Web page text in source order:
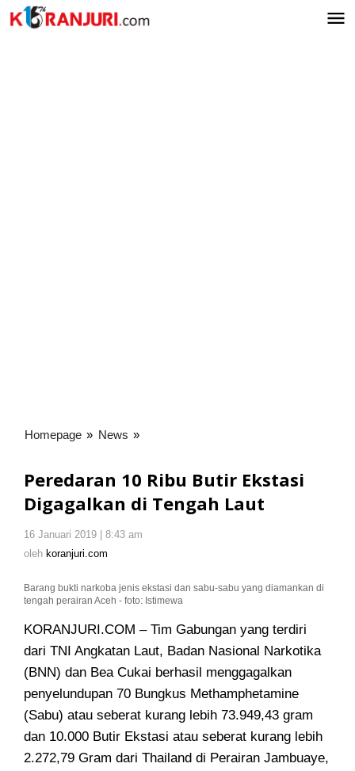
Lewati
ke
Homepage » News »
Butir
Ekstasi
Peredaran 10 Ribu Butir Ekstasi
Digagalkan di Tengah Laut
16 Januari 2019 | 8:43 am
oleh koranjuri.com
Barang bukti narkoba jenis ekstasi dan sabu-sabu yang diamankan di
tengah perairan Aceh - foto: Istimewa
KORANJURI.COM – Tim Gabungan yang terdiri
dari TNI Angkatan Laut, Badan Nasional Narkotika
(BNN) dan Bea Cukai berhasil menggagalkan
penyelundupan 70 Bungkus Methamphetamine
(Sabu) atau seberat kurang lebih 73.949,43 gram
dan 10.000 Butir Ekstasi atau seberat kurang lebih
2.272,79 Gram dari Thailand di Perairan Jambuaye,